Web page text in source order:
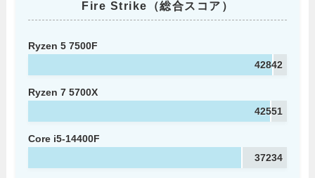
Fire Strike（総合スコア）
Ryzen 5 7500F
42842
Ryzen 7 5700X
42551
Core i5-14400F
37234